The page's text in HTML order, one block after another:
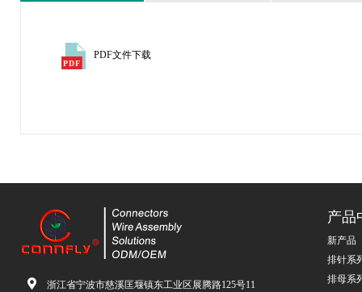
PDF文件下载
浙江省宁波市慈溪匡堰镇东工业区展腾路125号11
产品
新产品
排针系
排母系